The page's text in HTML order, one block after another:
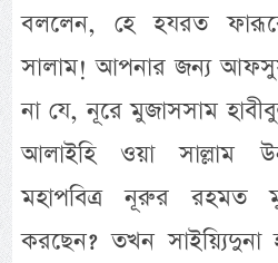
বললেন, হে হযরত
সালাম! আপনার জন্য
না যে, নূরে মুজাসসাম
আলাইহি ওয়া সাল্লাম
মহাপবিত্র নূরুর রহমত
করছেন? তখন